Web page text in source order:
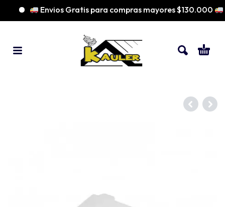
Envios Gratis para compras mayores $130.000